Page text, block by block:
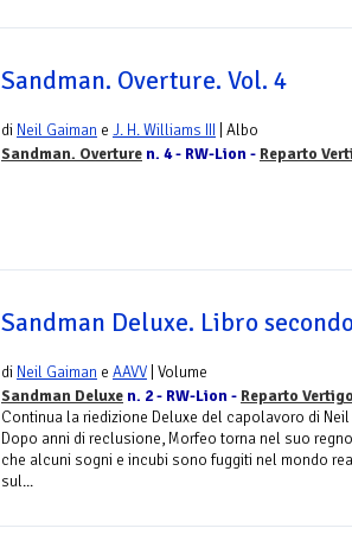
Sandman. Overture. Vol. 4
di Neil Gaiman e J. H. Williams III | Albo
Sandman. Overture n. 4 - RW-Lion - Reparto
Sandman Deluxe. Libro
di Neil Gaiman e AAVV | Volume
Sandman Deluxe n. 2 - RW-Lion - Reparto Vertigo
Continua la riedizione Deluxe del capolavoro di Neil
Dopo anni di reclusione, Morfeo torna nel suo
che alcuni sogni e incubi sono fuggiti nel mondo
sul...